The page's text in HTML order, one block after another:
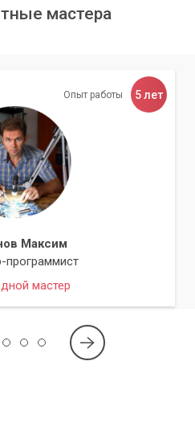
работы вашего
диск на SSD.
вам
по доступным ценам.
мастера
Опыт работы 5 лет
Максим
программист
мастер